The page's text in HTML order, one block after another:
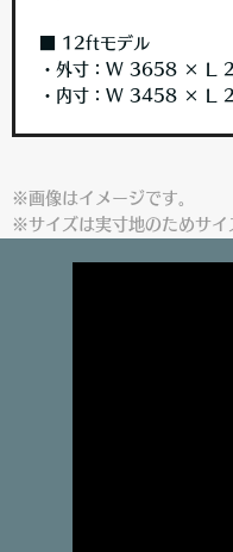
■ 12ftモデル
・外寸：W 3658 ×
・内寸：W 3458 ×
※画像はイメージです。
※サイズは実寸地のためサイ